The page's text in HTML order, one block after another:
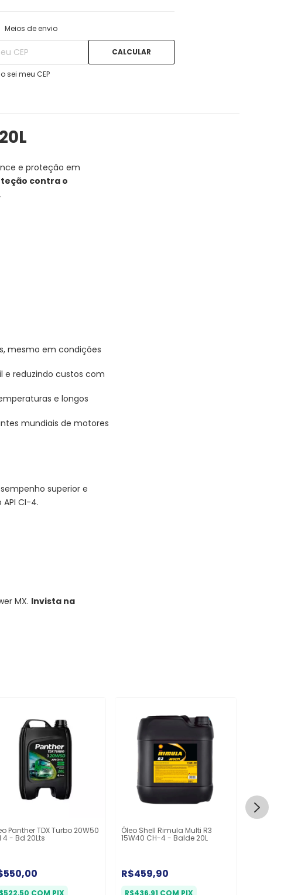
para o CEP:
Meios de envio
CALCULAR
sei meu CEP
e proteção em
contra o
mesmo em condições
e reduzindo custos com
e longos
mundiais de motores
superior e
CI-4.
MX. Invista na
Panther TDX Turbo 20W50
4 - Bd 20Lts
COM PIX
Óleo Shell Rimula Multi R3
15W40 CH-4 - Balde 20L
R$459,90
R$436,91 COM PIX